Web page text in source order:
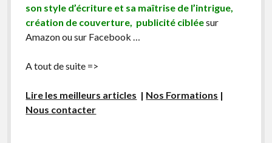
son style d’écriture et sa maîtrise de l’intrigue,
création de couverture, publicité cibléesur
Amazon ou sur Facebook …
A tout de suite =>
Lire les meilleurs articles | Nos Formations |
Nous contacter